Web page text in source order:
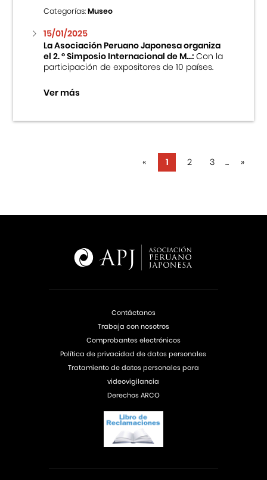
Categorías:Museo
15/01/2025
La Asociación Peruano Japonesa organiza
el 2. ° Simposio Internacional de M...:Con la
participación de expositores de 10 países.
Ver más
« 1 2 3 ... »
Contáctanos
Trabaja con nosotros
Comprobantes electrónicos
Política de privacidad de datos personales
Tratamiento de datos personales para
videovigilancia
Derechos ARCO